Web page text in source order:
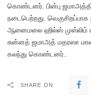
கொண்டனர். பின்பு
நடைபெற்றது. வெகுசிறப்பாக
ஆனைமலை ஹில்ஸ் முஸ்லிம்
சுன்னத் ஜமாஅத் மதரஸா
கலந்து கொண்டனர்..
SHARE ON